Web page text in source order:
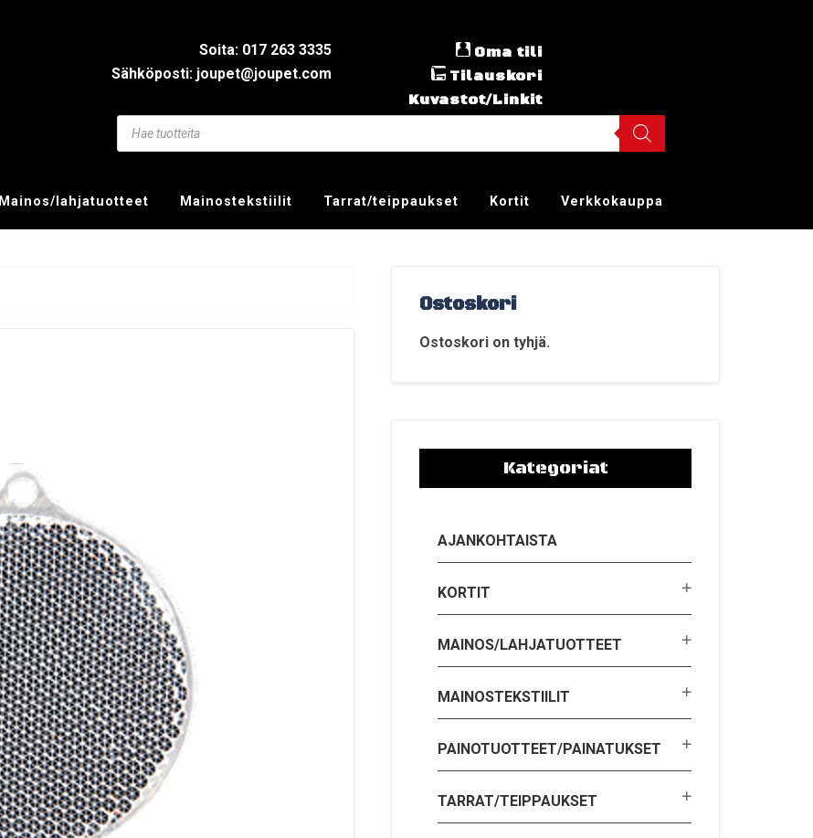
Soita: 017 263 3335
Sähköposti: joupet@joupet.com
Oma tili
Tilauskori
Kuvastot/Linkit
Mainos/lahjatuotteet Mainostekstiilit Tarrat/teippaukset Kortit Verkkokauppa
Ostoskori
Ostoskori on tyhjä.
Kategoriat
AJANKOHTAISTA
KORTIT
MAINOS/LAHJATUOTTEET
MAINOSTEKSTIILIT
PAINOTUOTTEET/PAINATUKSET
TARRAT/TEIPPAUKSET